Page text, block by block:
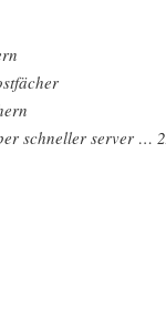
schneller server …